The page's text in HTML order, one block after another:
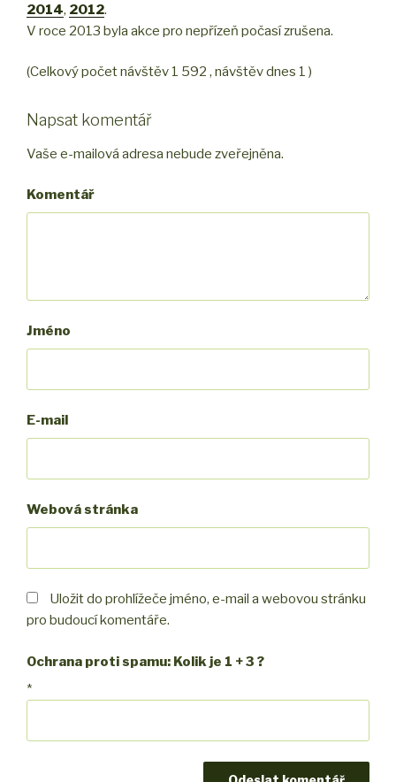
2014, 2012.
V roce 2013 byla akce pro nepřízeň počasí zrušena.
(Celkový počet návštěv 1 592 , návštěv dnes 1 )
Napsat komentář
Vaše e-mailová adresa nebude zveřejněna.
Komentář
Jméno
E-mail
Webová stránka
Uložit do prohlížeče jméno, e-mail a webovou stránku
pro budoucí komentáře.
Ochrana proti spamu: Kolik je 1 + 3 ?
*